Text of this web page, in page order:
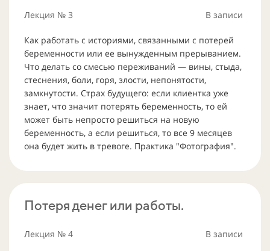
Лекция № 3 В записи
Как работать с историями, связанными с потерей
беременности или ее вынужденным прерыванием.
Что делать со смесью переживаний — вины, стыда,
стеснения, боли, горя, злости, непонятости,
замкнутости. Страх будущего: если клиентка уже
знает, что значит потерять беременность, то ей
может быть непросто решиться на новую
беременность, а если решиться, то все 9 месяцев
она будет жить в тревоге. Практика "Фотография".
Потеря денег или работы.
Лекция № 4 В записи